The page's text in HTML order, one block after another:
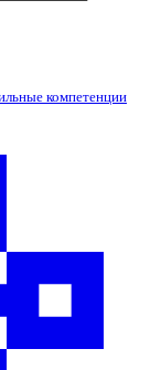
компетенции